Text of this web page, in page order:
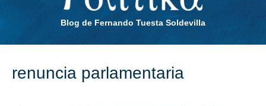
Blog de Fernando Tuesta Soldevilla
renuncia parlamentaria